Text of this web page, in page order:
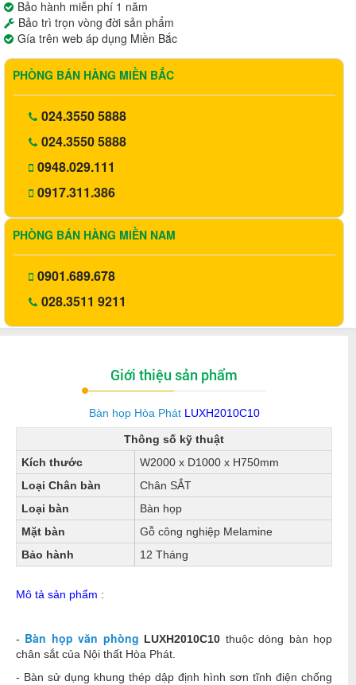
Bảo hành miễn phí 1 năm
Bảo trì trọn vòng đời sản phẩm
Gía trên web áp dụng Miền Bắc
PHÒNG BÁN HÀNG MIỀN BẮC
024.3550 5888
024.3550 5888
0948.029.111
0917.311.386
PHÒNG BÁN HÀNG MIỀN NAM
0901.689.678
028.3511 9211
Giới thiệu sản phẩm
Bàn họp Hòa PhátLUXH2010C10
Thông số kỹ thuật
Kích thước
W2000 x D1000 x H750mm
Loại Chân bàn
Chân SẮT
Loại bàn
Bàn họp
Mặt bàn
Gỗ công nghiệp Melamine
Bảo hành
12 Tháng
Mô tả sản phẩm :
- Bàn họp văn phòng LUXH2010C10 thuộc dòng bàn họp
chân sắt của Nội thất Hòa Phát.
- Bàn sử dụng khung thép dập định hình sơn tĩnh điện chống